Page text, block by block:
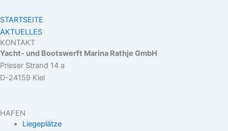
STARTSEITE
AKTUELLES
KONTAKT
Yacht- und Bootswerft Marina Rathje GmbH
Prieser Strand 14 a
D-24159 Kiel
HAFEN
Liegeplätze